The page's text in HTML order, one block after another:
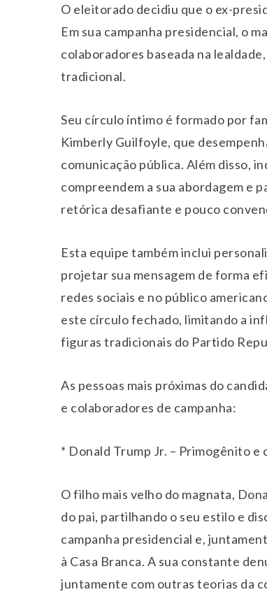
O eleitorado decidiu que o ex-
Em sua campanha presidencial, o
colaboradores baseada na
tradicional.
Seu círculo íntimo é formado por
Kimberly Guilfoyle, que
comunicação pública. Além disso,
compreendem a sua abordagem e
retórica desafiante e pouco
Esta equipe também inclui
projetar sua mensagem de forma
redes sociais e no público
este círculo fechado, limitando a
figuras tradicionais do Partido
As pessoas mais próximas do
e colaboradores de campanha:
* Donald Trump Jr. – Primogênito e
O filho mais velho do magnata,
do pai, partilhando o seu estilo e
campanha presidencial e,
à Casa Branca. A sua constante
juntamente com outras teorias da